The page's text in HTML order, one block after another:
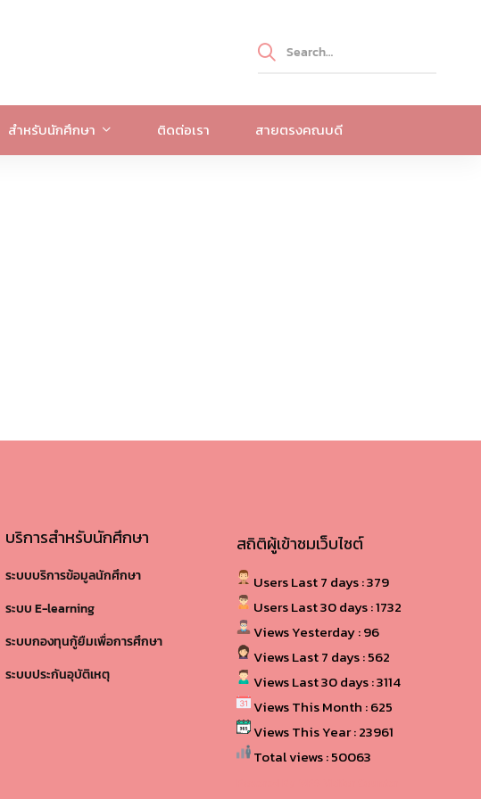
สำหรับนักศึกษา ติดต่อเรา สายตรงคณบดี
บริการสำหรับนักศึกษา
ระบบบริการข้อมูลนักศึกษา
ระบบ E-learning
ระบบกองทุนกู้ยืมเพื่อการศึกษา
ระบบประกันอุบัติเหตุ
สถิติผู้เข้าชมเว็บไซต์
Users Last 7 days : 379
Users Last 30 days : 1732
Views Yesterday : 96
Views Last 7 days : 562
Views Last 30 days : 3114
Views This Month : 625
Views This Year : 23961
Total views : 50063